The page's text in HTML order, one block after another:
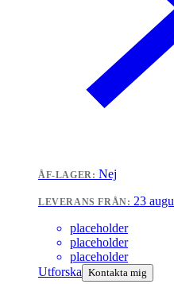
ÅF-LAGER: Nej
LEVERANS FRÅN: 23
placeholder
placeholder
placeholder
Utforska Kontakta mig